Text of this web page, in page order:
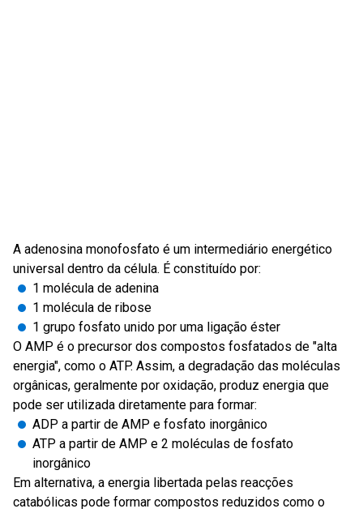
A adenosina monofosfato é um intermediário energético
universal dentro da célula. É constituído por:
1 molécula de adenina
1 molécula de ribose
1 grupo fosfato unido por uma ligação éster
O AMP é o precursor dos compostos fosfatados de "alta
energia", como o ATP. Assim, a degradação das moléculas
orgânicas, geralmente por oxidação, produz energia que
pode ser utilizada diretamente para formar:
ADP a partir de AMP e fosfato inorgânico
ATP a partir de AMP e 2 moléculas de fosfato
inorgânico
Em alternativa, a energia libertada pelas reacções
catabólicas pode formar compostos reduzidos como o